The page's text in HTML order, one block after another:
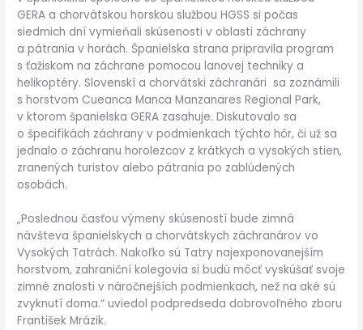
GERA a chorvátskou horskou službou HGSS si počas
siedmich dní vymieňali skúsenosti v oblasti záchrany
a pátrania v horách. Španielska strana pripravila program
s ťažiskom na záchrane pomocou lanovej techniky a
helikoptéry. Slovenskí a chorvátski záchranári sa zoznámili
s horstvom Cueanca Manca Manzanares Regional Park,
v ktorom španielska GERA zasahuje. Diskutovalo sa
o špecifikách záchrany v podmienkach týchto hôr, či už sa
jednalo o záchranu horolezcov z krátkych a vysokých stien,
zranených turistov alebo pátrania po zablúdených
osobách.
„Poslednou časťou výmeny skúseností bude zimná
návšteva španielskych a chorvátskych záchranárov vo
Vysokých Tatrách. Nakoľko sú Tatry najexponovanejším
horstvom, zahraniční kolegovia si budú môcť vyskúšať svoje
zimné znalosti v náročnejších podmienkach, než na aké sú
zvyknutí doma.“ uviedol podpredseda dobrovoľného zboru
František Mrázik.